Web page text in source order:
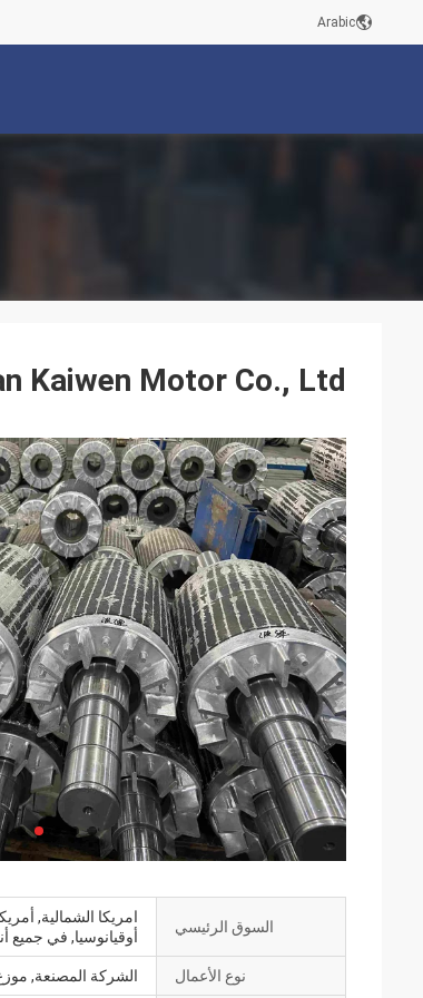
Arabic
Kaiwen Motor Co., Ltd
السوق الرئيسي
امريكا الشمالية,
أوقيانوسيا, في جميع
نوع الأعمال الشركة المصنعة,